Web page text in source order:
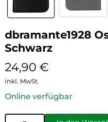
dbramante1928
Schwarz
24,90 €
inkl. MwSt.
Online verfügbar